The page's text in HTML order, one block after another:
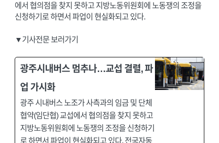
에서 협의점을 찾지 못하고 지방노동위원회에 노동쟁의 조정을
신청하기로 하면서 파업이 현실화되고 있다.
▼기사전문 보러가기
광주시내버스 멈추나…교섭 결렬, 파
업 가시화
광주 시내버스 노조가 사측과의 임금 및 단체
협약(임단협) 교섭에서 협의점을 찾지 못하고
지방노동위원회에 노동쟁의 조정을 신청하기
로 하면서 파업이 현실화되고 있다. 전국자동